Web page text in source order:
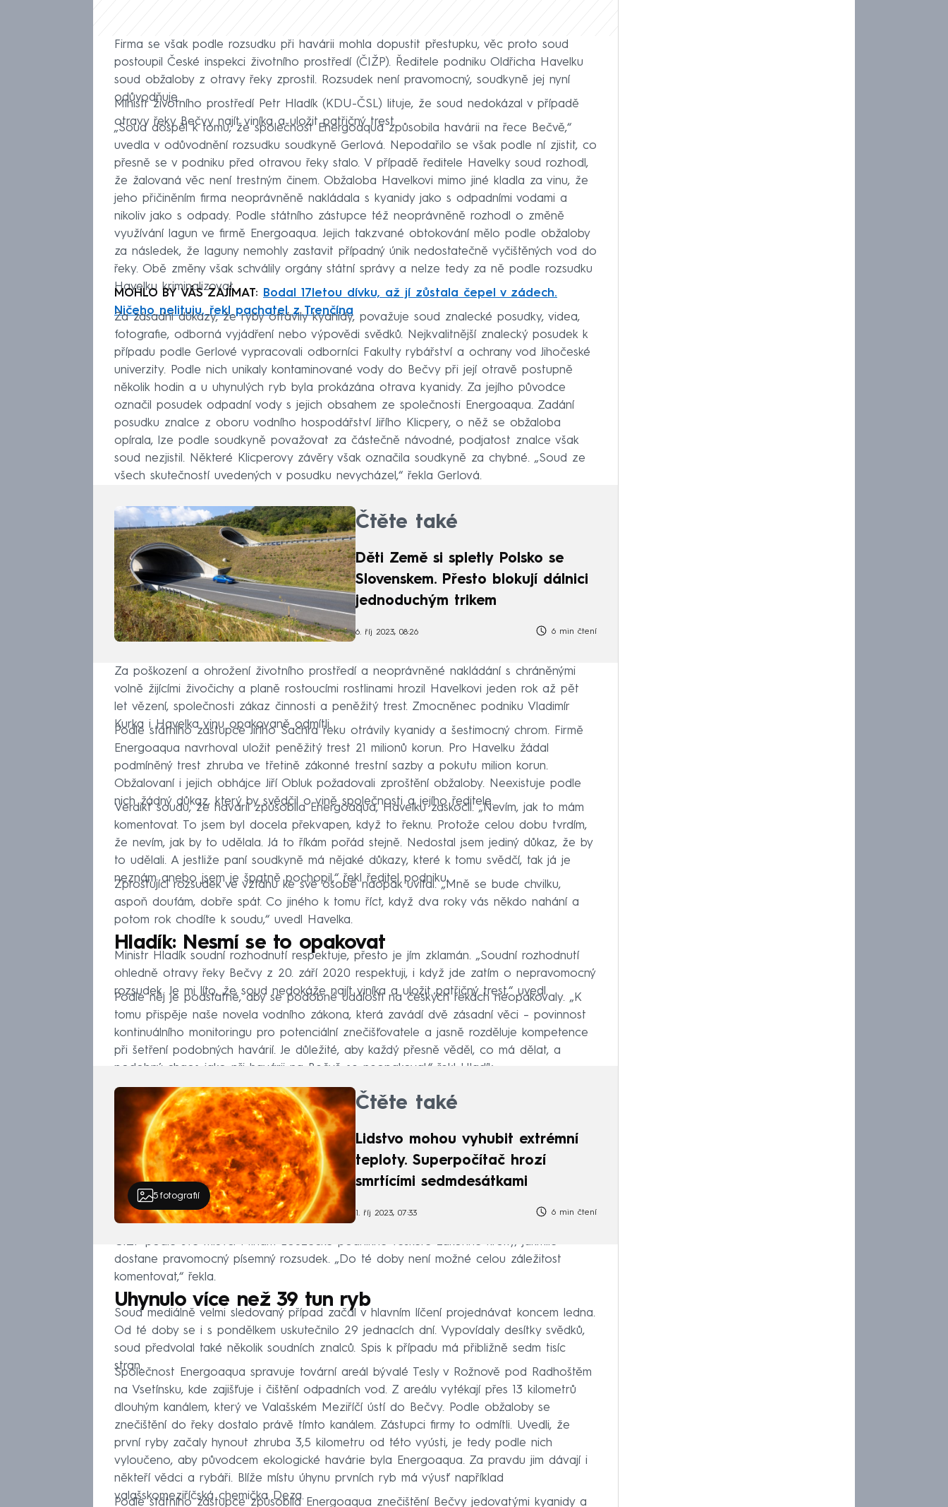
Firma se však podle rozsudku při havárii mohla dopustit přestupku, věc proto soud
postoupil České inspekci životního prostředí (ČIŽP). Ředitele podniku Oldřicha Havelku
soud obžaloby z otravy řeky zprostil. Rozsudek není pravomocný, soudkyně jej nyní
odůvodňuje.
Ministr životního prostředí Petr Hladík (KDU-ČSL) lituje, že soud nedokázal v případě
otravy řeky Bečvy najít viníka a uložit patřičný trest.
„Soud dospěl k tomu, že společnost Energoaqua způsobila havárii na řece Bečvě,“
uvedla v odůvodnění rozsudku soudkyně Gerlová. Nepodařilo se však podle ní zjistit, co
přesně se v podniku před otravou řeky stalo. V případě ředitele Havelky soud rozhodl,
že žalovaná věc není trestným činem. Obžaloba Havelkovi mimo jiné kladla za vinu, že
jeho přičiněním firma neoprávněně nakládala s kyanidy jako s odpadními vodami a
nikoliv jako s odpady. Podle státního zástupce též neoprávněně rozhodl o změně
využívání lagun ve firmě Energoaqua. Jejich takzvané obtokování mělo podle obžaloby
za následek, že laguny nemohly zastavit případný únik nedostatečně vyčištěných vod do
řeky. Obě změny však schválily orgány státní správy a nelze tedy za ně podle rozsudku
Havelku kriminalizovat.
MOHLO BY VÁS ZAJÍMAT:
Bodal 17letou dívku, až jí zůstala čepel v zádech.
Ničeho nelituju, řekl pachatel z Trenčína
Za zásadní důkazy, že ryby otrávily kyanidy, považuje soud znalecké posudky, videa,
fotografie, odborná vyjádření nebo výpovědi svědků. Nejkvalitnější znalecký posudek k
případu podle Gerlové vypracovali odborníci Fakulty rybářství a ochrany vod Jihočeské
univerzity. Podle nich unikaly kontaminované vody do Bečvy při její otravě postupně
několik hodin a u uhynulých ryb byla prokázána otrava kyanidy. Za jejího původce
označil posudek odpadní vody s jejich obsahem ze společnosti Energoaqua. Zadání
posudku znalce z oboru vodního hospodářství Jiřího Klicpery, o něž se obžaloba
opírala, lze podle soudkyně považovat za částečně návodné, podjatost znalce však
soud nezjistil. Některé Klicperovy závěry však označila soudkyně za chybné. „Soud ze
všech skutečností uvedených v posudku nevycházel,“ řekla Gerlová.
Čtěte také
Děti Země si spletly Polsko se
Slovenskem. Přesto blokují dálnici
jednoduchým trikem
6. říj 2023, 08:26 6 min čtení
Za poškození a ohrožení životního prostředí a neoprávněné nakládání s chráněnými
volně žijícími živočichy a planě rostoucími rostlinami hrozil Havelkovi jeden rok až pět
let vězení, společnosti zákaz činnosti a peněžitý trest. Zmocněnec podniku Vladimír
Kurka i Havelka vinu opakovaně odmítli.
Podle státního zástupce Jiřího Sachra řeku otrávily kyanidy a šestimocný chrom. Firmě
Energoaqua navrhoval uložit peněžitý trest 21 milionů korun. Pro Havelku žádal
podmíněný trest zhruba ve třetině zákonné trestní sazby a pokutu milion korun.
Obžalovaní i jejich obhájce Jiří Obluk požadovali zproštění obžaloby. Neexistuje podle
nich žádný důkaz, který by svědčil o vině společnosti a jejího ředitele.
Verdikt soudu, že havárii způsobila Energoaqua, Havelku zaskočil. „Nevím, jak to mám
komentovat. To jsem byl docela překvapen, když to řeknu. Protože celou dobu tvrdím,
že nevím, jak by to udělala. Já to říkám pořád stejně. Nedostal jsem jediný důkaz, že by
to udělali. A jestliže paní soudkyně má nějaké důkazy, které k tomu svědčí, tak já je
neznám anebo jsem je špatně pochopil,“ řekl ředitel podniku.
Zprošťující rozsudek ve vztahu ke své osobě naopak uvítal. „Mně se bude chvilku,
aspoň doufám, dobře spát. Co jiného k tomu říct, když dva roky vás někdo nahání a
potom rok chodíte k soudu,“ uvedl Havelka.
Hladík: Nesmí se to opakovat
Ministr Hladík soudní rozhodnutí respektuje, přesto je jím zklamán. „Soudní rozhodnutí
ohledně otravy řeky Bečvy z 20. září 2020 respektuji, i když jde zatím o nepravomocný
rozsudek. Je mi líto, že soud nedokáže najít viníka a uložit patřičný trest,“ uvedl.
Podle něj je podstatné, aby se podobné události na českých řekách neopakovaly. „K
tomu přispěje naše novela vodního zákona, která zavádí dvě zásadní věci –⁠ povinnost
kontinuálního monitoringu pro potenciální znečišťovatele a jasně rozděluje kompetence
při šetření podobných havárií. Je důležité, aby každý přesně věděl, co má dělat, a
podobný chaos jako při havárii na Bečvě se neopakoval,“ řekl Hladík.
5fotografií
Čtěte také
Lidstvo mohou vyhubit extrémní
teploty. Superpočítač hrozí
smrtícími sedmdesátkami
1. říj 2023, 07:33 6 min čtení
ČIŽP podle své mluvčí Miriam Loužecké podnikne veškeré zákonné kroky, jakmile
dostane pravomocný písemný rozsudek. „Do té doby není možné celou záležitost
komentovat,“ řekla.
Uhynulo více než 39 tun ryb
Soud mediálně velmi sledovaný případ začal v hlavním líčení projednávat koncem ledna.
Od té doby se i s pondělkem uskutečnilo 29 jednacích dní. Vypovídaly desítky svědků,
soud předvolal také několik soudních znalců. Spis k případu má přibližně sedm tisíc
stran.
Společnost Energoaqua spravuje tovární areál bývalé Tesly v Rožnově pod Radhoštěm
na Vsetínsku, kde zajišťuje i čištění odpadních vod. Z areálu vytékají přes 13 kilometrů
dlouhým kanálem, který ve Valašském Meziříčí ústí do Bečvy. Podle obžaloby se
znečištění do řeky dostalo právě tímto kanálem. Zástupci firmy to odmítli. Uvedli, že
první ryby začaly hynout zhruba 3,5 kilometru od této vyústi, je tedy podle nich
vyloučeno, aby původcem ekologické havárie byla Energoaqua. Za pravdu jim dávají i
někteří vědci a rybáři. Blíže místu úhynu prvních ryb má výusť například
valašskomeziříčská chemička Deza.
Podle státního zástupce způsobila Energoaqua znečištění Bečvy jedovatými kyanidy a